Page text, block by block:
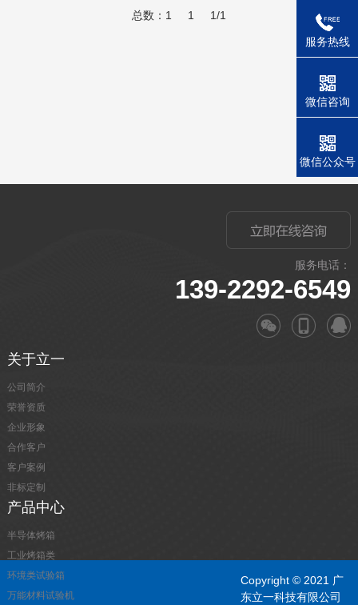
总数：1 1 1/1
服务电话：
139-2292-6549
关于立一
公司简介
荣誉资质
企业形象
合作客户
客户案例
非标定制
产品中心
半导体烤箱
工业烤箱类
环境类试验箱
万能材料试验机
Copyright © 2021 广
东立一科技有限公司
服务热线
微信咨询
微信公众号